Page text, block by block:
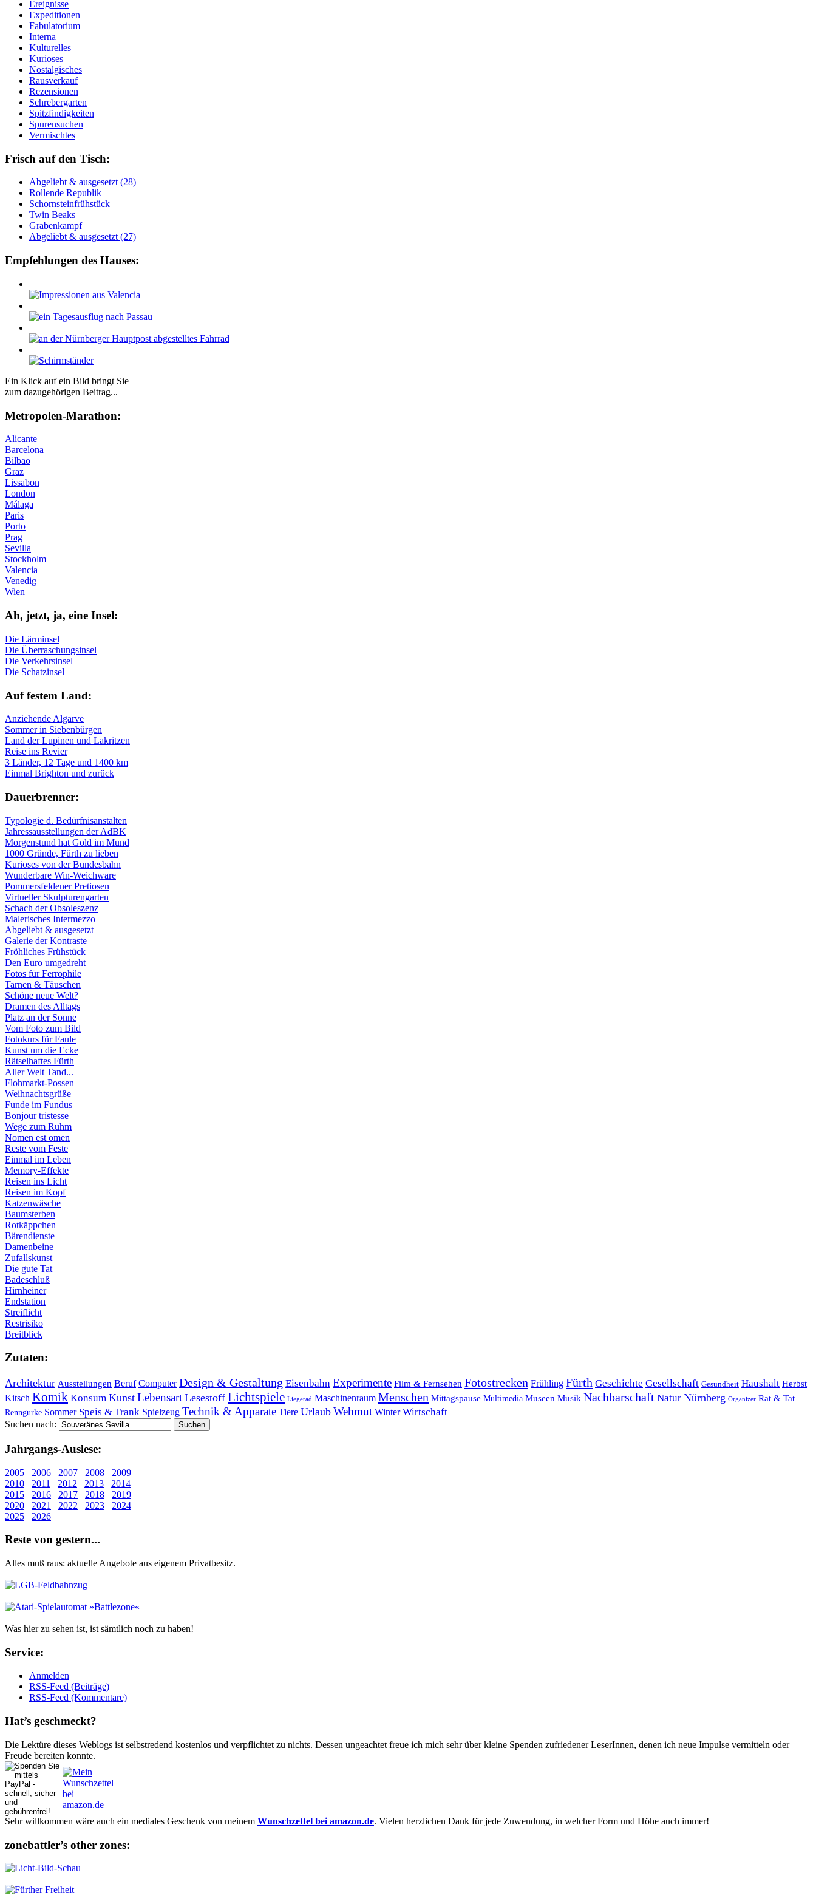
Ereignisse
Expeditionen
Fabulatorium
Interna
Kulturelles
Kurioses
Nostalgisches
Rausverkauf
Rezensionen
Schrebergarten
Spitzfindigkeiten
Spurensuchen
Vermischtes
Frisch auf den Tisch:
Ab­ge­liebt & aus­ge­setzt (28)
Rol­len­de Re­pu­blik
Schorn­stein­früh­stück
Twin Beaks
Gra­ben­kampf
Ab­ge­liebt & aus­ge­setzt (27)
Empfehlungen des Hauses:
Ein Klick auf ein Bild bringt Sie
zum dazugehörigen Beitrag...
Me­tro­po­len-Ma­ra­thon:
Alicante
Barcelona
Bilbao
Graz
Lissabon
London
Málaga
Paris
Porto
Prag
Sevilla
Stockholm
Valencia
Venedig
Wien
Ah, jetzt, ja, ei­ne In­sel:
Die Lärminsel
Die Überraschungsinsel
Die Verkehrsinsel
Die Schatzinsel
Auf fe­stem Land:
Anziehende Algarve
Sommer in Siebenbürgen
Land der Lupinen und Lakritzen
Reise ins Revier
3 Länder, 12 Tage und 1400 km
Einmal Brighton und zurück
Dau­er­bren­ner:
Typologie d. Bedürfnisanstalten
Jahressausstellungen der AdBK
Morgenstund hat Gold im Mund
1000 Gründe, Fürth zu lieben
Kurioses von der Bundesbahn
Wunderbare Win-Weichware
Pommersfeldener Pretiosen
Virtueller Skulpturengarten
Schach der Obsoleszenz
Malerisches Intermezzo
Abgeliebt & ausgesetzt
Galerie der Kontraste
Fröhliches Frühstück
Den Euro umgedreht
Fotos für Ferrophile
Tarnen & Täuschen
Schöne neue Welt?
Dramen des Alltags
Platz an der Sonne
Vom Foto zum Bild
Fotokurs für Faule
Kunst um die Ecke
Rätselhaftes Fürth
Aller Welt Tand...
Flohmarkt-Possen
Weihnachtsgrüße
Funde im Fundus
Bonjour tristesse
Wege zum Ruhm
Nomen est omen
Reste vom Feste
Einmal im Leben
Memory-Effekte
Reisen ins Licht
Reisen im Kopf
Katzenwäsche
Baumsterben
Rotkäppchen
Bärendienste
Damenbeine
Zufallskunst
Die gute Tat
Badeschluß
Hirnheiner
Endstation
Streiflicht
Restrisiko
Breitblick
Zu­ta­ten:
Architektur Ausstellungen Beruf Computer Design & Gestaltung Eisenbahn Experimente Film & Fernsehen Fotostrecken Frühling Fürth Geschichte Gesellschaft Gesundheit Haushalt Herbst
Kitsch Komik Konsum Kunst Lebensart Lesestoff Lichtspiele Liegerad Maschinenraum Menschen Mittagspause Multimedia Museen Musik Nachbarschaft Natur Nürnberg Organizer Rat & Tat
Renngurke Sommer Speis & Trank Spielzeug Technik & Apparate Tiere Urlaub Wehmut Winter Wirtschaft
Suchen nach:
Jahr­gangs-Aus­le­se:
2005 2006 2007 2008
2009
2010
2011 2012 2013
2014
2015
2016 2017 2018
2019
2020
2021 2022 2023
2024
2025
2026
Re­ste von ge­stern...
Alles muß raus: aktuelle An­ge­bo­te aus eigenem Privatbesitz.
Was hier zu sehen ist, ist sämt­lich noch zu haben!
Ser­vice:
Anmelden
RSS-Feed (Beiträge)
RSS-Feed (Kommentare)
Hat’s ge­schmeckt?
Die Lektüre dieses Weblogs ist selbstredend kostenlos und ver­pflich­tet zu nichts. Dessen un­ge­achtet freue ich mich sehr über kleine Spenden zufriedener Le­serInnen, denen ich neue Im­pul­se vermitteln oder
Freude bereiten konnte.
Sehr willkommen wäre auch ein mediales Geschenk von meinem Wunschzettel bei amazon.de. Vielen herzlichen Dank für jede Zuwendung, in welcher Form und Höhe auch immer!
zonebattler’s other zo­nes: